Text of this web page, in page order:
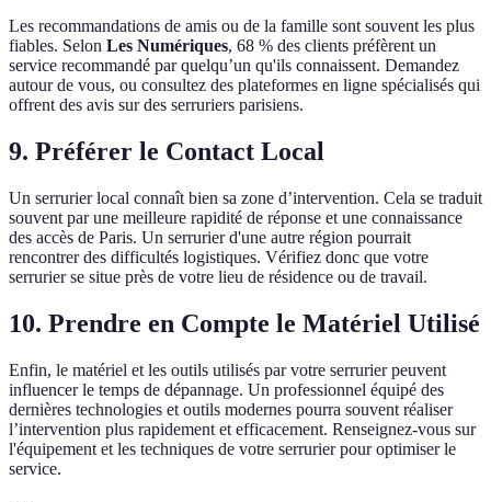
Les recommandations de amis ou de la famille sont souvent les plus
fiables. Selon Les Numériques, 68 % des clients préfèrent un
service recommandé par quelqu’un qu'ils connaissent. Demandez
autour de vous, ou consultez des plateformes en ligne spécialisés qui
offrent des avis sur des serruriers parisiens.
9. Préférer le Contact Local
Un serrurier local connaît bien sa zone d’intervention. Cela se traduit
souvent par une meilleure rapidité de réponse et une connaissance
des accès de Paris. Un serrurier d'une autre région pourrait
rencontrer des difficultés logistiques. Vérifiez donc que votre
serrurier se situe près de votre lieu de résidence ou de travail.
10. Prendre en Compte le Matériel Utilisé
Enfin, le matériel et les outils utilisés par votre serrurier peuvent
influencer le temps de dépannage. Un professionnel équipé des
dernières technologies et outils modernes pourra souvent réaliser
l’intervention plus rapidement et efficacement. Renseignez-vous sur
l'équipement et les techniques de votre serrurier pour optimiser le
service.